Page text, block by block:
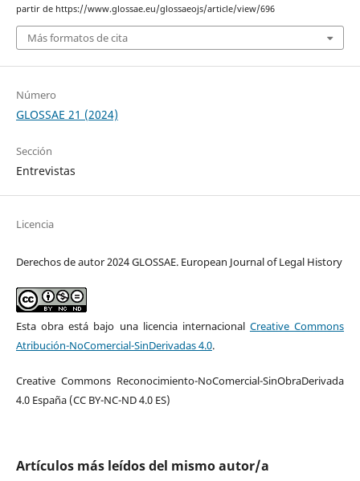
partir de https://www.glossae.eu/glossaeojs/article/view/696
Más formatos de cita
Número
GLOSSAE 21 (2024)
Sección
Entrevistas
Licencia
Derechos de autor 2024 GLOSSAE. European Journal of Legal History
Esta obra está bajo una licencia internacional Creative Commons
Atribución-NoComercial-SinDerivadas 4.0.
Creative Commons Reconocimiento-NoComercial-SinObraDerivada
4.0 España (CC BY-NC-ND 4.0 ES)
Artículos más leídos del mismo autor/a